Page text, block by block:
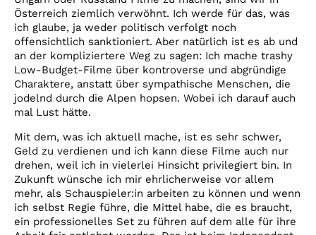
Österreich ziemlich verwöhnt. Ich werde für das, was
ich glaube, ja weder politisch verfolgt noch
offensichtlich sanktioniert. Aber natürlich ist es ab und
an der kompliziertere Weg zu sagen: Ich mache trashy
Low-Budget-Filme über kontroverse und abgründige
Charaktere, anstatt über sympathische Menschen, die
jodelnd durch die Alpen hopsen. Wobei ich darauf auch
mal Lust hätte.
Mit dem, was ich aktuell mache, ist es sehr schwer,
Geld zu verdienen und ich kann diese Filme auch nur
drehen, weil ich in vielerlei Hinsicht privilegiert bin. In
Zukunft wünsche ich mir ehrlicherweise vor allem
mehr, als Schauspieler:in arbeiten zu können und wenn
ich selbst Regie führe, die Mittel habe, die es braucht,
ein professionelles Set zu führen auf dem alle für ihre